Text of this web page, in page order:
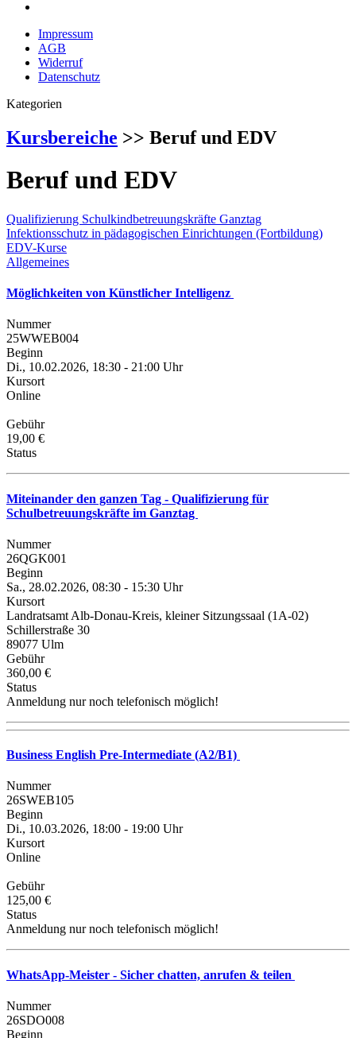
Impressum
AGB
Widerruf
Datenschutz
Kategorien
Kursbereiche >> Beruf und EDV
Beruf und EDV
Qualifizierung Schulkindbetreuungskräfte Ganztag
Infektionsschutz in pädagogischen Einrichtungen (Fortbildung)
EDV-Kurse
Allgemeines
Möglichkeiten von Künstlicher Intelligenz
Nummer
25WWEB004
Beginn
Di., 10.02.2026, 18:30 - 21:00 Uhr
Kursort
Online
Gebühr
19,00 €
Status
Miteinander den ganzen Tag - Qualifizierung für
Schulbetreuungskräfte im Ganztag
Nummer
26QGK001
Beginn
Sa., 28.02.2026, 08:30 - 15:30 Uhr
Kursort
Landratsamt Alb-Donau-Kreis, kleiner Sitzungssaal (1A-02)
Schillerstraße 30
89077 Ulm
Gebühr
360,00 €
Status
Anmeldung nur noch telefonisch möglich!
Business English Pre-Intermediate (A2/B1)
Nummer
26SWEB105
Beginn
Di., 10.03.2026, 18:00 - 19:00 Uhr
Kursort
Online
Gebühr
125,00 €
Status
Anmeldung nur noch telefonisch möglich!
WhatsApp-Meister - Sicher chatten, anrufen & teilen
Nummer
26SDO008
Beginn